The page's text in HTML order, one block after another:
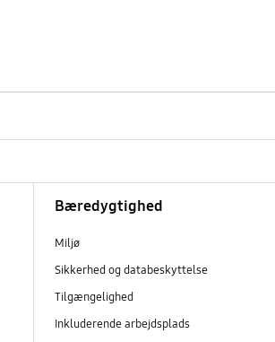
Bæredygtighed
Miljø
Sikkerhed og databeskyttelse
Tilgængelighed
Inkluderende arbejdsplads